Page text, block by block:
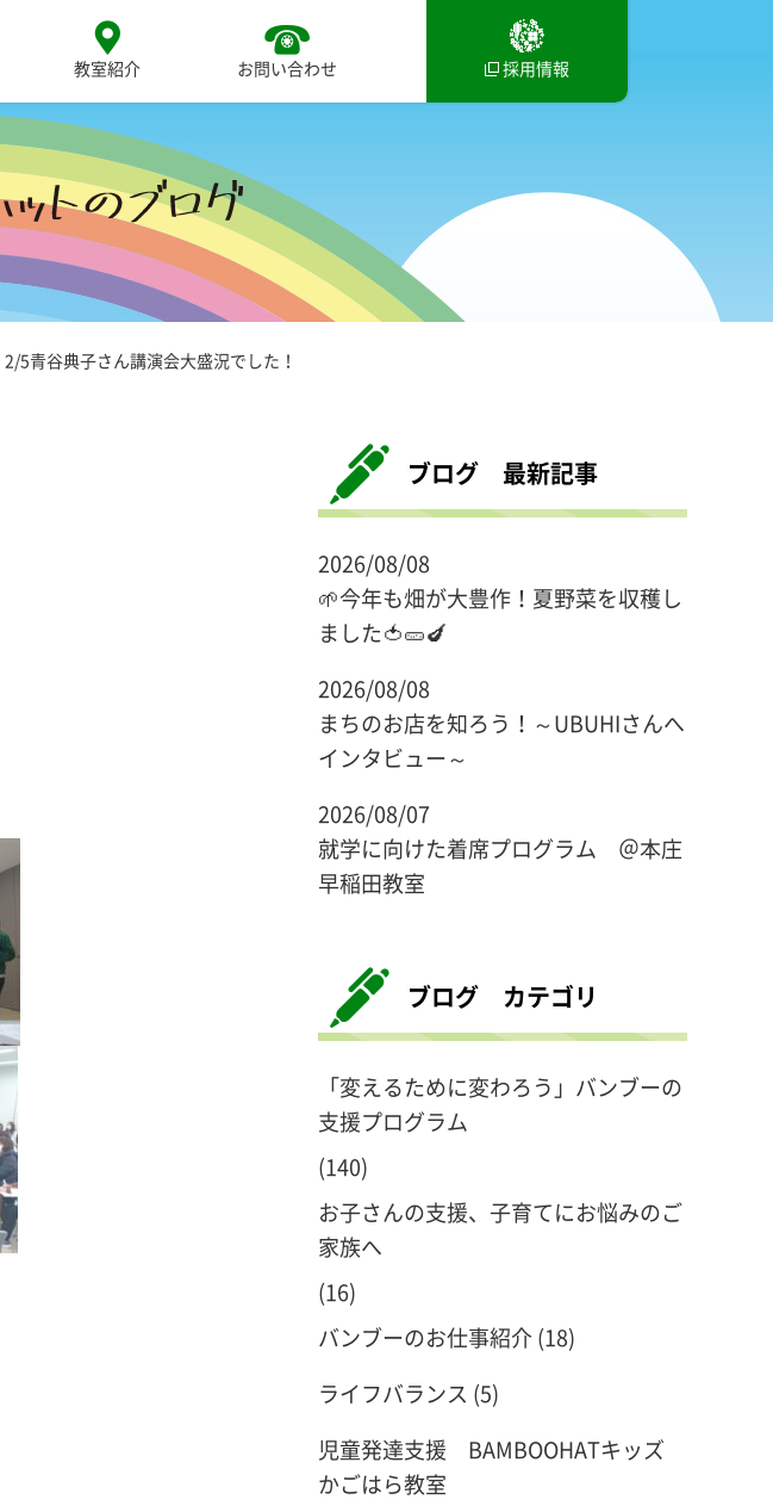
教室紹介 お問い合わせ 採用情報
2/5青谷典子さん講演会大盛況でした！
ブログ 最新記事
2026/08/08
🌱今年も畑が大豊作！夏野菜を収穫し
ました🍅🥒🍆
2026/08/08
まちのお店を知ろう！～UBUHIさんへ
インタビュー～
2026/08/07
就学に向けた着席プログラム ＠本庄
早稲田教室
ブログ カテゴリ
「変えるために変わろう」バンブーの
支援プログラム
(140)
お子さんの支援、子育てにお悩みのご
家族へ
(16)
バンブーのお仕事紹介(18)
ライフバランス (5)
児童発達支援 BAMBOOHATキッズ
かごはら教室